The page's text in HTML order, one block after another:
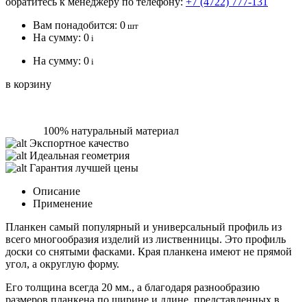
Вам понадобится: 0 шт
На сумму: 0 i
На сумму: 0 i
в корзину
100% натуральный материал
Экспортное качество
Идеальная геометрия
Гарантия лучшей цены
Описание
Применение
Планкен самый популярный и универсальный профиль из
всего многообразия изделий из лиственницы. Это профиль
доски со снятыми фасками. Края планкена имеют не прямой
угол, а округлую форму.
Его толщина всегда 20 мм., а благодаря разнообразию